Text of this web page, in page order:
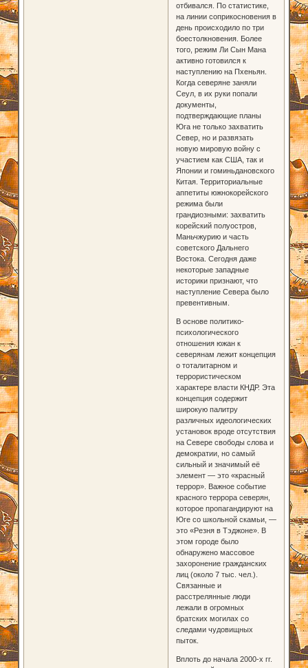
отбивался. По статистике,
на линии соприкосновения в
день происходило по три
боестолкновения. Более
того, режим Ли Сын Мана
активно готовился к
наступлению на Пхеньян.
Когда северяне заняли
Сеул, в их руки попали
документы,
подтверждающие планы
Юга не только захватить
Север, но и развязать
новую мировую войну с
участием как США, так и
Японии и гоминьдановского
Китая. Территориальные
аппетиты южнокорейского
режима были
грандиозными: захватить
корейский полуостров,
Маньчжурию и часть
советского Дальнего
Востока. Сегодня даже
некоторые западные
историки признают, что
наступление Севера было
превентивным.
В основе политико-
психологического
отношения южан к
северянам лежит концепция
о тоталитарном и
террористическом
характере власти КНДР. Эта
концепция содержит
широкую палитру
различных идеологических
установок вроде отсутствия
на Севере свободы слова и
демократии, но самый
сильный и значимый её
элемент — это «красный
террор». Важное событие
красного террора северян,
которое пропагандируют на
Юге со школьной скамьи, —
это «Резня в Тэджоне». В
этом городе было
обнаружено массовое
захоронение гражданских
лиц (около 7 тыс. чел.).
Связанные и
расстрелянные люди
лежали в огромных
братских могилах со
следами чудовищных
пыток.
Вплоть до начала 2000-х гг.